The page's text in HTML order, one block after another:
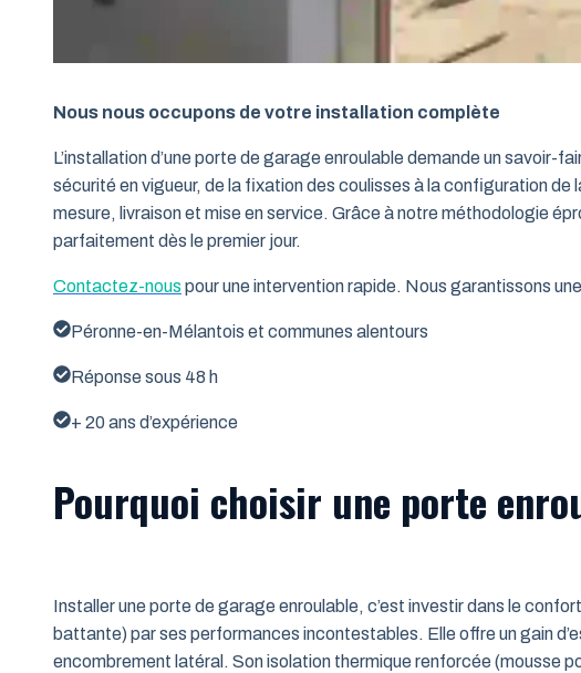
Nous nous occupons de votre installation complète
L’installation d’une porte de garage enroulable demande un
sécurité en vigueur, de la fixation des coulisses à la configuration
mesure, livraison et mise en service. Grâce à notre méthodologie
parfaitement dès le premier jour.
Contactez-nous pour une intervention rapide. Nous garantissons
Péronne-en-Mélantois et communes alentours
Réponse sous 48 h
+ 20 ans d’expérience
Pourquoi choisir une porte
Installer une porte de garage enroulable, c’est investir dans le
battante) par ses performances incontestables. Elle offre un gain
encombrement latéral. Son isolation thermique renforcée (mousse